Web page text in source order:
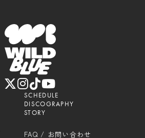
SCHEDULE
DISCOGRAPHY
STORY
FAQ / お問い合わせ